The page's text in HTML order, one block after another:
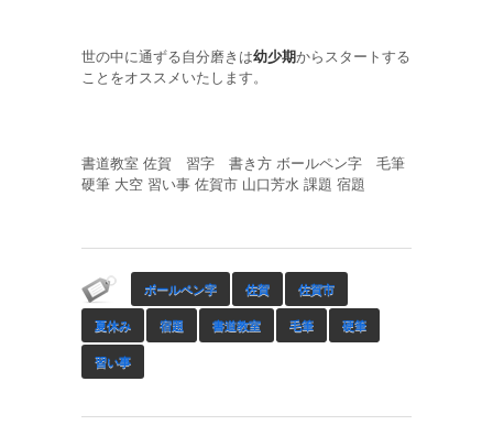
世の中に通ずる自分磨きは幼少期からスタートする
ことをオススメいたします。
書道教室 佐賀 習字 書き方 ボールペン字 毛筆
硬筆 大空 習い事 佐賀市 山口芳水 課題 宿題
ボールペン字 佐賀 佐賀市
夏休み 宿題 書道教室 毛筆 硬筆
習い事